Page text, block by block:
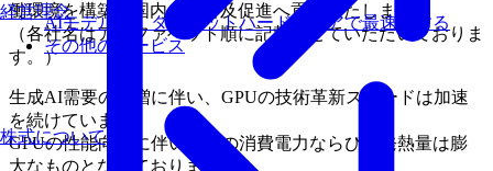
経営理念
AIモデルを、ターゲットハードウェアで最速にする
その他のサービス
株式について
働環境を構築、国内への普及促進へ貢献いたします。
（各社名はアルファベット順に記載させていただいておりま
す。）
生成AI需要の急増に伴い、GPUの技術革新スピードは加速
を続けています。
GPUの性能向上に伴い、その消費電力ならびに発熱量は膨
大なものとなっております。